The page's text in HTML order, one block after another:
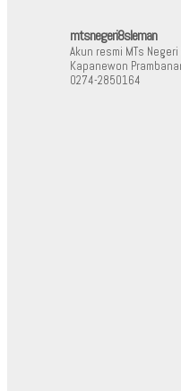
mtsnegeri8sleman
Akun resmi MTs
Kapanewon
0274-2850164